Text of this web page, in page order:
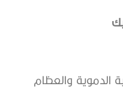
الدموية والعظام